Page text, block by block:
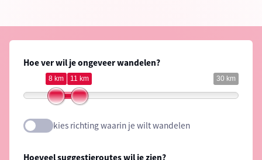
Hoe ver wil je ongeveer wandelen?
30 km
8 km 11 km
kies richting waarin je wilt wandelen
Hoeveel suggestieroutes wil je zien?